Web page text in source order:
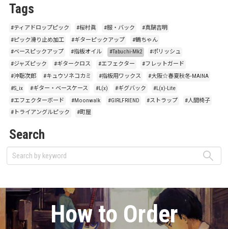
Tags
#ティアドロップピック #桜村眞 #服・バック
#真鍋吉明
#ピック滑り止め加工
#ギターピックアップ
#鶴ちゃん
#ベースピックアップ
#指板オイル #Tabuchi-Mk2
#ポリッシュ
#ジャズピック
#ギタークロス #エフェクター
#フレットガード
#沖聡次郎
#キュウソネコカミ #指板用ワックス
#大阪☆春夏秋冬-MAINA
#S_ix
#ギター・ベースケース #L(x) #ギグバック
#L(x)-Lite
#エフェクターボード
#Moonwalk #GIRLFRIEND #ストラップ
#人間椅子
#トライアングルピック
#町屋
Search
How to Order